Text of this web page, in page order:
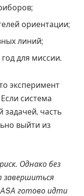
ориентации;
линий;
для миссии.
эксперимент
система
задачей, часть
выйти из
Однако без
завершиться
готово идти